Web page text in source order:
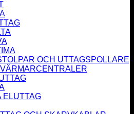
OCH UTTAGSPOLLARE
ELUTTAG